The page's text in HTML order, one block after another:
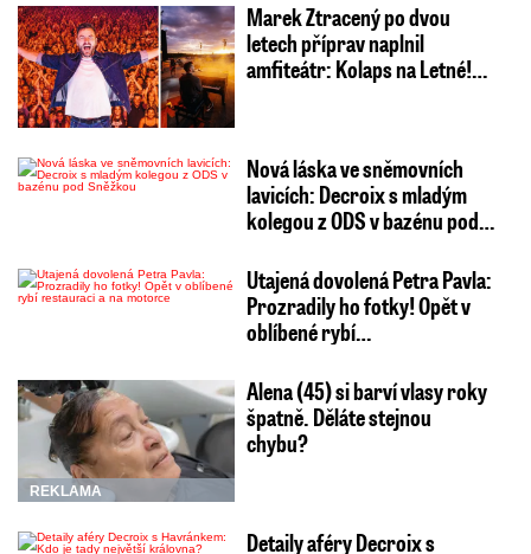
Marek Ztracený po dvou
letech příprav naplnil
amfiteátr: Kolaps na Letné!…
Nová láska ve sněmovních
lavicích: Decroix s mladým
kolegou z ODS v bazénu pod…
Utajená dovolená Petra Pavla:
Prozradily ho fotky! Opět v
oblíbené rybí…
REKLAMA
Alena (45) si barví vlasy roky
špatně. Děláte stejnou
chybu?
Detaily aféry Decroix s